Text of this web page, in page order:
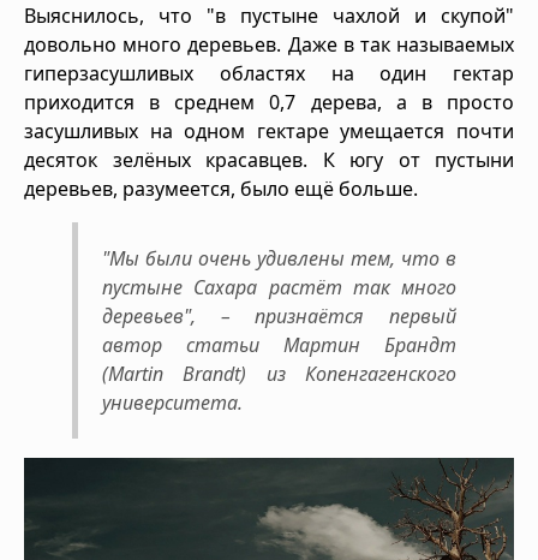
Выяснилось, что "в пустыне чахлой и скупой"
довольно много деревьев. Даже в так называемых
гиперзасушливых областях на один гектар
приходится в среднем 0,7 дерева, а в просто
засушливых на одном гектаре умещается почти
десяток зелёных красавцев. К югу от пустыни
деревьев, разумеется, было ещё больше.
"Мы были очень удивлены тем, что в
пустыне Сахара растёт так много
деревьев", – признаётся первый
автор статьи Мартин Брандт
(Martin Brandt) из Копенгагенского
университета.